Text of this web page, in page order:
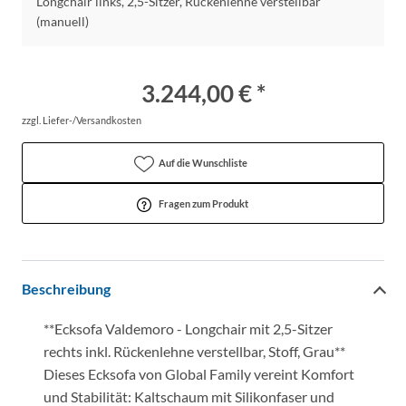
(manuell)
3.244,00 € *
zzgl. Liefer-/Versandkosten
Auf die Wunschliste
Fragen zum Produkt
Beschreibung
**Ecksofa Valdemoro - Longchair mit 2,5-Sitzer
rechts inkl. Rückenlehne verstellbar, Stoff, Grau**
Dieses Ecksofa von Global Family vereint Komfort
und Stabilität: Kaltschaum mit Silikonfaser und